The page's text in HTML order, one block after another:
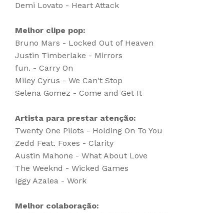
Demi Lovato - Heart Attack
Melhor clipe pop:
Bruno Mars - Locked Out of Heaven
Justin Timberlake - Mirrors
fun. - Carry On
Miley Cyrus - We Can't Stop
Selena Gomez - Come and Get It
Artista para prestar atenção:
Twenty One Pilots - Holding On To You
Zedd Feat. Foxes - Clarity
Austin Mahone - What About Love
The Weeknd - Wicked Games
Iggy Azalea - Work
Melhor colaboração: